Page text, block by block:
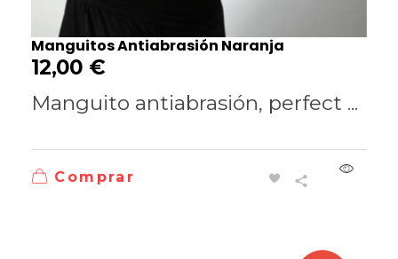
Manguitos Antiabrasión Naranja
12,00 €
Manguito antiabrasión, perfect ...
Comprar